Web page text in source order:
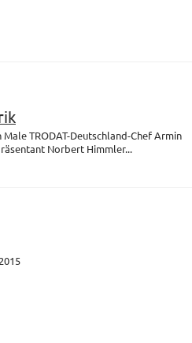
TRODAT-Deutschland-Chef Armin
Norbert Himmler...